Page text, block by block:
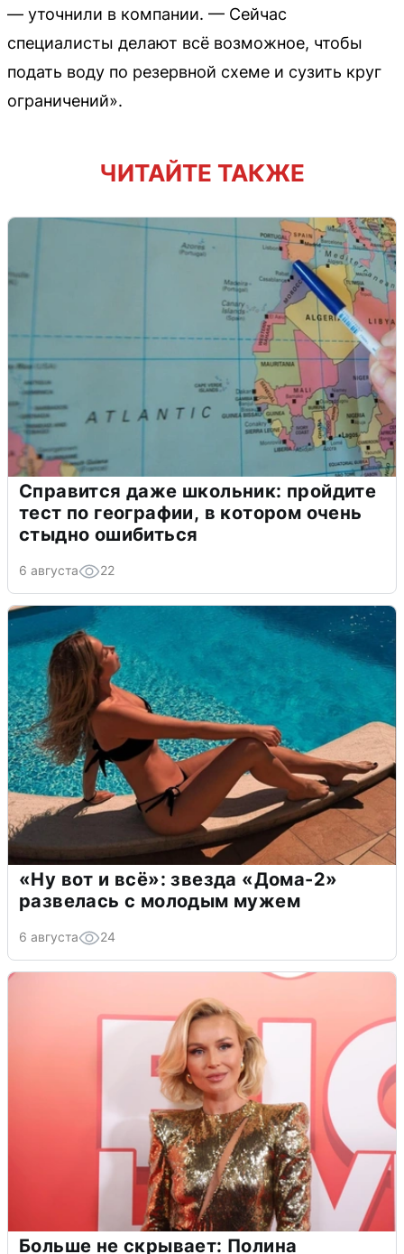
— уточнили в компании. — Сейчас
специалисты делают всё возможное, чтобы
подать воду по резервной схеме и сузить круг
ограничений».
ЧИТАЙТЕ ТАКЖЕ
Справится даже школьник: пройдите
тест по географии, в котором очень
стыдно ошибиться
6 августа 22
«Ну вот и всё»: звезда «Дома-2»
развелась с молодым мужем
6 августа 24
Больше не скрывает: Полина